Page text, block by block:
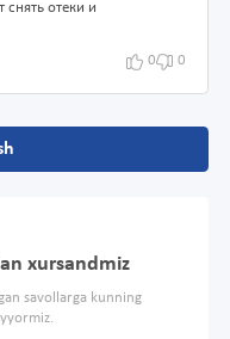
отеки и
0 0
xursandmiz
savollarga kunning